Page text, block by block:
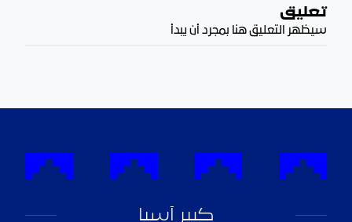
تعليق
سيظهر التعليق هنا بمجرد أن يبدأ
كبير آسيا